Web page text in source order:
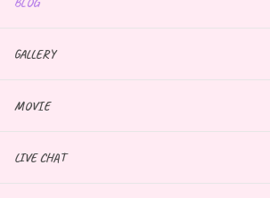
GALLERY
MOVIE
LIVE CHAT